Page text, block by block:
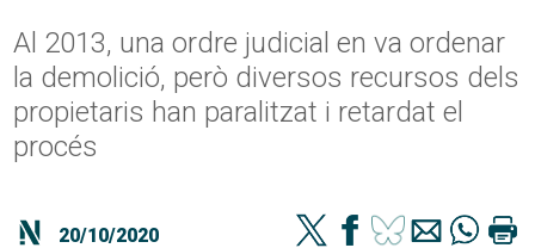
Al 2013, una ordre judicial en va ordenar
la demolició, però diversos recursos dels
propietaris han paralitzat i retardat el
procés
20/10/2020